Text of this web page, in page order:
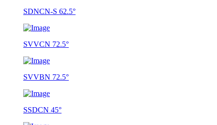
SDNCN-S 62.5°
SVVCN 72.5°
SVVBN 72.5°
SSDCN 45°